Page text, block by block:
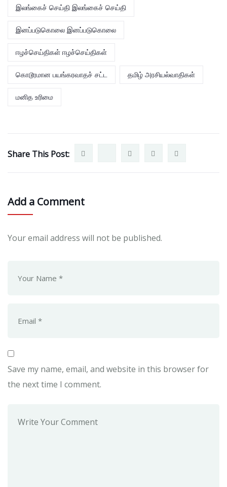
இலங்கைச் செய்தி இலங்கைச் செய்தி
இனப்படுகொலை இனப்படுகொலை
ஈழச்செய்திகள் ஈழச்செய்திகள்
கொடூரமான பயங்கரவாதச் சட்ட தமிழ் அரசியல்வாதிகள்
மனித உரிமை
Share This Post:
Add a Comment
Your email address will not be published.
Save my name, email, and website in this browser for
the next time I comment.